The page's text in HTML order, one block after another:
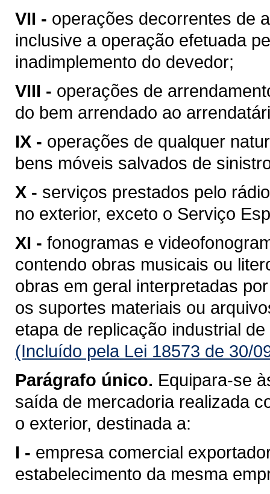
VII - operações decorrentes de
inclusive a operação efetuada
inadimplemento do devedor;
VIII - operações de
do bem arrendado ao
IX - operações de qualquer
bens móveis salvados de
X - serviços prestados pelo
no exterior, exceto o Serviço
XI - fonogramas e
contendo obras musicais ou
obras em geral interpretadas
os suportes materiais ou
etapa de replicação industrial
(Incluído pela Lei 18573 de 30/
Parágrafo único. Equipara-se
saída de mercadoria realizada
o exterior, destinada a:
I - empresa comercial
estabelecimento da mesma